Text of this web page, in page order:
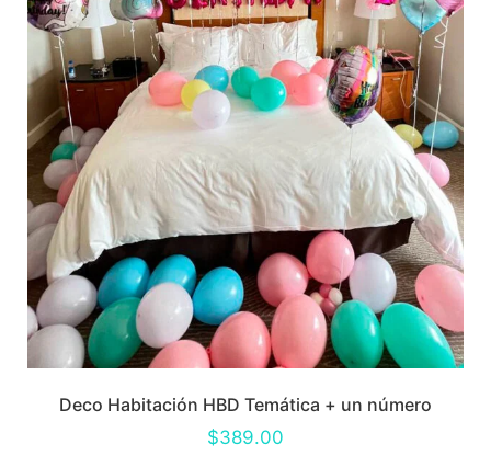
Deco Habitación HBD Temática + un número
$389.00